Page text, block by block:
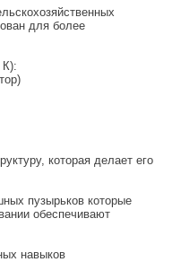
для более
К):
которая делает его
пузырьков которые
обеспечивают
навыков